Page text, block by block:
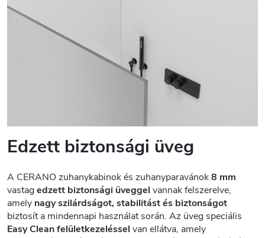
Edzett biztonsági üveg
A CERANO zuhanykabinok és zuhanyparavánok8 mm
vastagedzett biztonsági üveggel vannak felszerelve,
amely nagy szilárdságot, stabilitást és biztonságot
biztosít a mindennapi használat során. Az üveg speciális
Easy Clean felületkezeléssel van ellátva, amely